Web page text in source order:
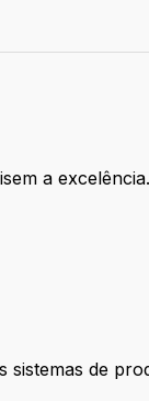
a excelência.
sistemas de